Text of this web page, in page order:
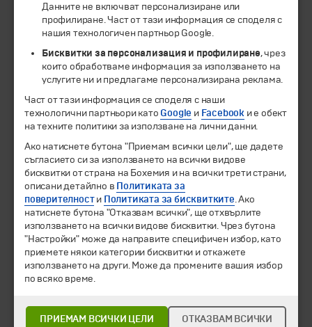
© 1994-2026 Бохемия ООД.Всички права запазени.
Екскурзии и почивки
Направления
Календар
Всички програми от А до Я
Промоции
Горещи оферти
Потвърдени дати
Празници
Туристически обекти
Данните не включват персонализиране или
профилиране. Част от тази информация се споделя с
нашия технологичен партньор Google.
Бисквитки за персонализация и профилиране, чрез
които обработваме информация за използването на
услугите ни и предлагаме персонализирана реклама.
Част от тази информация се споделя с наши
технологични партньори като Google и Facebook и е обект
на техните политики за използване на лични данни.
Ако натиснете бутона "Приемам всички цели", ще дадете
съгласието си за използването на всички видове
бисквитки от страна на Бохемия и на всички трети страни,
описани детайлно в Политиката за
поверителности Политиката за бисквитките. Ако
натиснете бутона "Отказвам всички", ще отхвърлите
използването на всички видове бисквитки. Чрез бутона
"Настройки" може да направите специфичен избор, като
приемете някои категории бисквитки и откажете
използването на други. Може да промените вашия избор
по всяко време.
ПРИЕМАМ ВСИЧКИ ЦЕЛИ ОТКАЗВАМ ВСИЧКИ